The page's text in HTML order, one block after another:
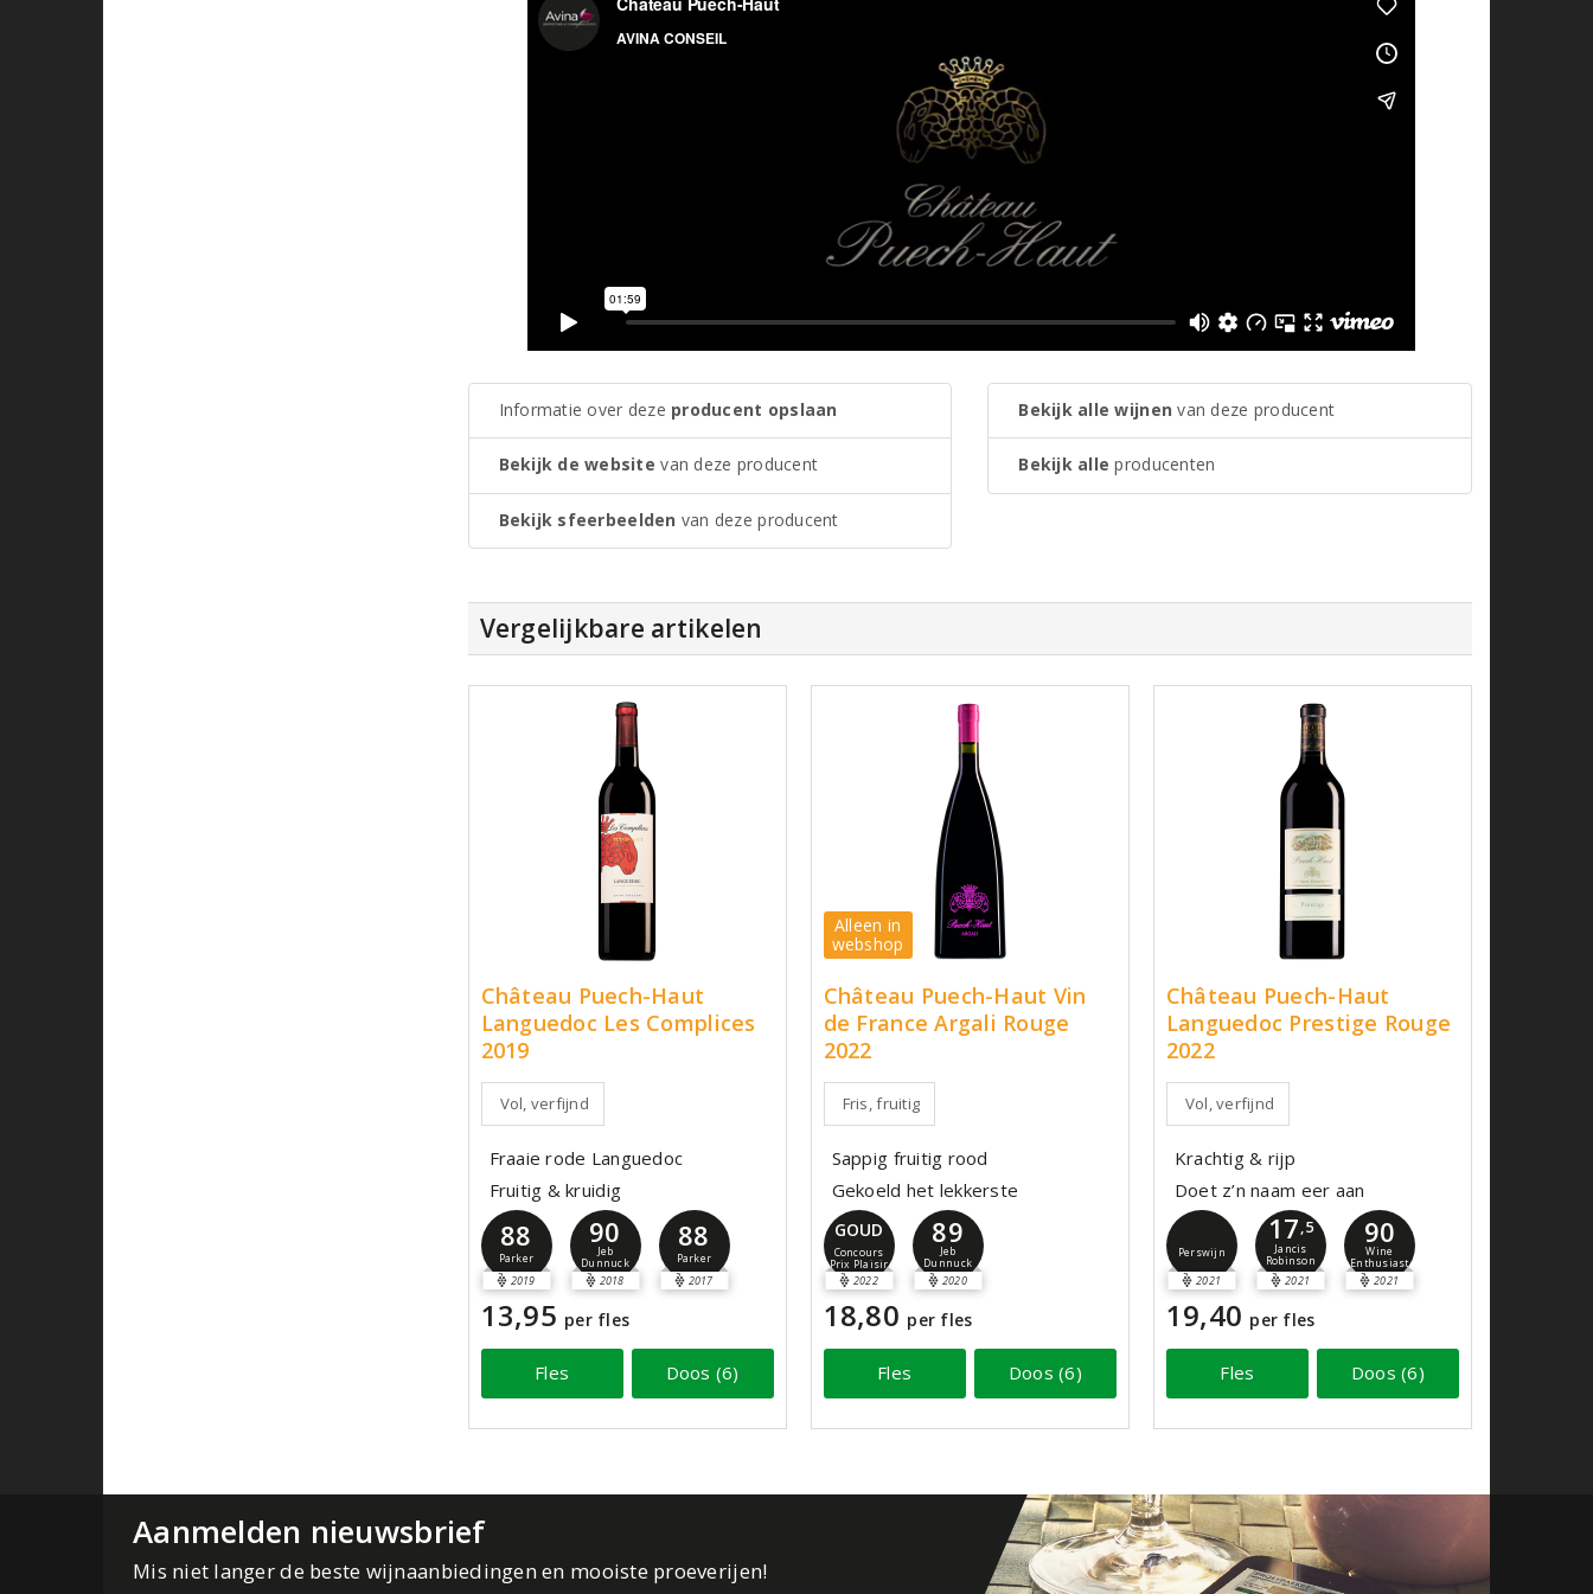
Informatie over deze producent opslaan
Bekijk de website van deze producent
Bekijk sfeerbeelden van deze producent
Bekijk alle wijnen van deze producent
Bekijk alle producenten
Vergelijkbare artikelen
Château Puech-Haut
Languedoc Les Complices
2019
Vol, verfijnd
Fraaie rode Languedoc
Fruitig & kruidig
88
Parker
2019
90
Jeb
Dunnuck
2018
88
Parker
2017
13,95 per fles
Fles Doos (6)
Alleen in
webshop
Château Puech-Haut Vin
de France Argali Rouge
2022
Fris, fruitig
Sappig fruitig rood
Gekoeld het lekkerste
GOUD
Concours
Prix Plaisir
2022
89
Jeb
Dunnuck
2020
18,80 per fles
Fles Doos (6)
Château Puech-Haut
Languedoc Prestige Rouge
2022
Vol, verfijnd
Krachtig & rijp
Doet z’n naam eer aan
Perswijn
2021
17,5
Jancis
Robinson
2021
90
Wine
Enthusiast
2021
19,40 per fles
Fles Doos (6)
Aanmelden nieuwsbrief
Mis niet langer de beste wijnaanbiedingen en mooiste proeverijen!